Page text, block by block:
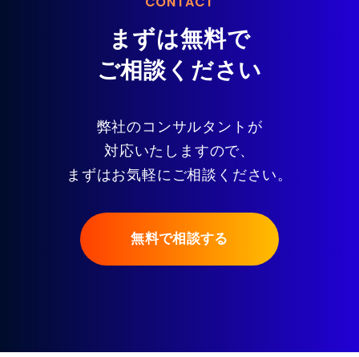
まずは無料で
ご相談ください
弊社のコンサルタントが
対応いたしますので、
まずはお気軽にご相談ください。
無料で相談する